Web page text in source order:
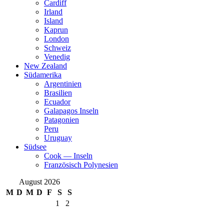
Cardiff
Irland
Island
Kaprun
London
Schweiz
Venedig
New Zealand
Südamerika
Argentinien
Brasilien
Ecuador
Galapagos Inseln
Patagonien
Peru
Uruguay
Südsee
Cook — Inseln
Französisch Polynesien
August 2026
M D M D F S
S
1
2